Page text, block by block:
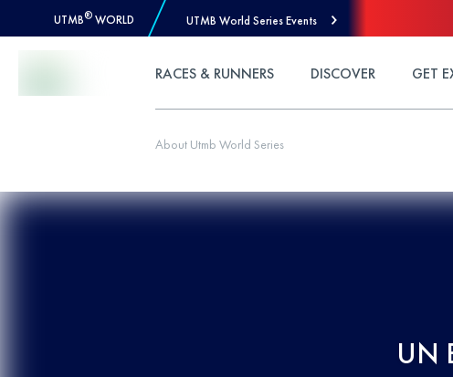
UTMB® WORLD UTMB World Series Events
RACES & RUNNERS DISCOVER GET
About Utmb World Series
UN